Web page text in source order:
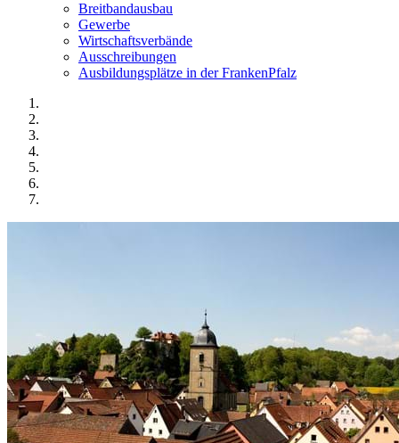
Breitbandausbau
Gewerbe
Wirtschaftsverbände
Ausschreibungen
Ausbildungsplätze in der FrankenPfalz